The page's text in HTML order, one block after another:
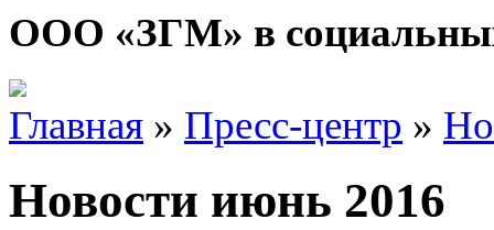
ООО «ЗГМ» в
Главная » Пресс-центр »
Новости июнь 2016